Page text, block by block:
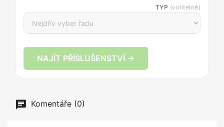
TYP (volitelně)
NAJÍT PŘÍSLUŠENSTVÍ →
Komentáře (0)